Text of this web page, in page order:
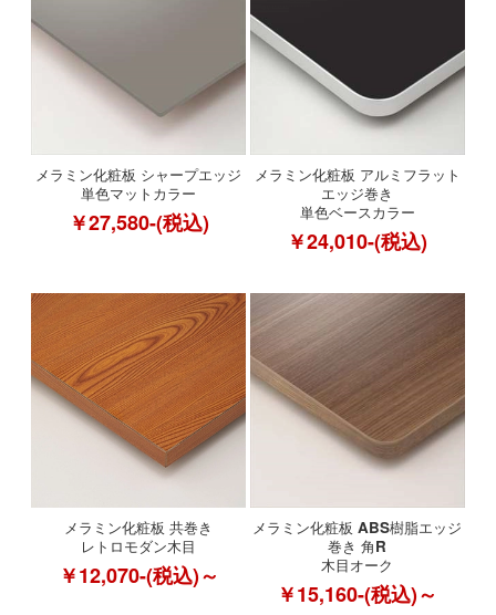
メラミン化粧板 シャープエッジ
単色マットカラー
￥27,580-(税込)
メラミン化粧板 アルミフラット
エッジ巻き
単色ベースカラー
￥24,010-(税込)
メラミン化粧板 共巻き
レトロモダン木目
￥12,070-(税込)～
メラミン化粧板 ABS樹脂エッジ
巻き 角R
木目オーク
￥15,160-(税込)～